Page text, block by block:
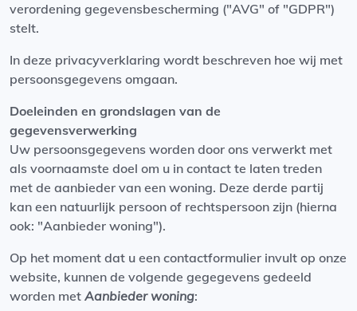
verordening gegevensbescherming ("AVG" of "GDPR")
stelt.
In deze privacyverklaring wordt beschreven hoe wij met
persoonsgegevens omgaan.
Doeleinden en grondslagen van de
gegevensverwerking
Uw persoonsgegevens worden door ons verwerkt met
als voornaamste doel om u in contact te laten treden
met de aanbieder van een woning. Deze derde partij
kan een natuurlijk persoon of rechtspersoon zijn (hierna
ook: "Aanbieder woning").
Op het moment dat u een contactformulier invult op onze
website, kunnen de volgende gegegevens gedeeld
worden met Aanbieder woning: